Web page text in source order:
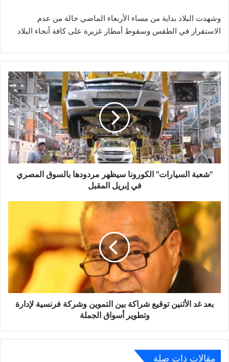
وشهدت البلاد بداية من مساء الأربعاء الماضي حالة من عدم
الاستقرار في الطقس وسقوط أمطار غزيرة على كافة أنحاء البلاد
"شعبة
السيارات"
الكورونا
سيظهر
مردودها
بالسوق
المصري
في
إبريل
المقبل
"شعبة السيارات" الكورونا سيظهر مردودها بالسوق المصري
في إبريل المقبل
بعد
غد
شراكة
التموين
فرنسية
لإدارة
بعد غد الأثنين توقيع شراكة بين التموين وشركة فرنسية لإدارة
وتطوير أسواق الجملة
مقالات ذات صلة